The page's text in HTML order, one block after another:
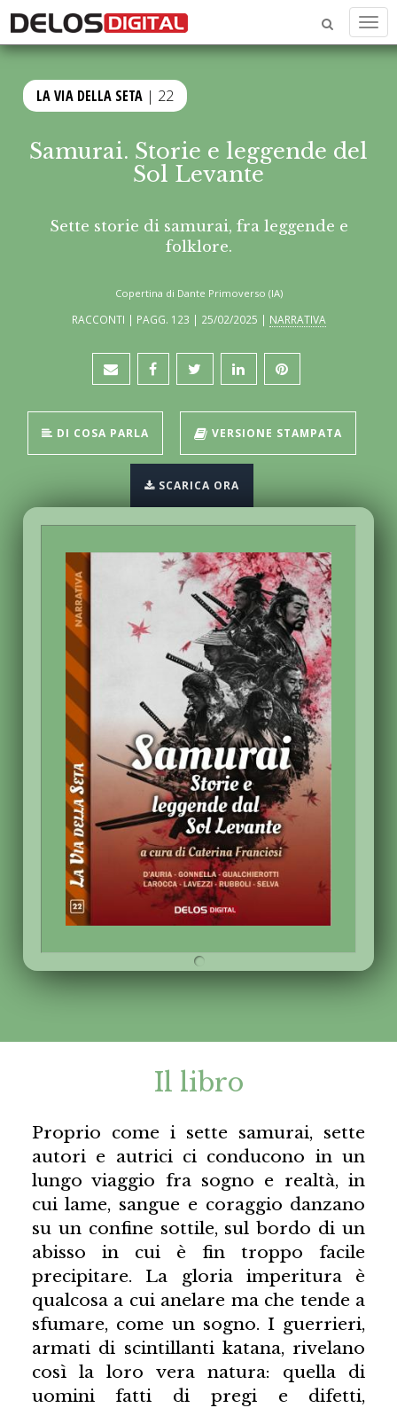
LA VIA DELLA SETA | 22
Samurai. Storie e leggende del
Sol Levante
Sette storie di samurai, fra leggende e
folklore.
Copertina di Dante Primoverso (IA)
RACCONTI | PAGG. 123 | 25/02/2025 | NARRATIVA
DI COSA PARLA VERSIONE STAMPATA
SCARICA ORA
Il libro
Proprio come i sette samurai, sette
autori e autrici ci conducono in un
lungo viaggio fra sogno e realtà, in
cui lame, sangue e coraggio danzano
su un confine sottile, sul bordo di un
abisso in cui è fin troppo facile
precipitare. La gloria imperitura è
qualcosa a cui anelare ma che tende a
sfumare, come un sogno. I guerrieri,
armati di scintillanti katana, rivelano
così la loro vera natura: quella di
uomini fatti di pregi e difetti,